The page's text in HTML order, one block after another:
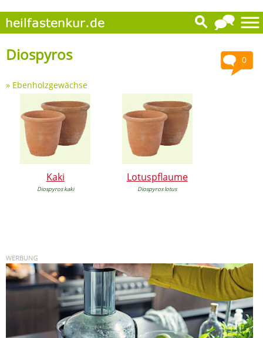
0
Diospyros
» Ebenholzgewächse
Kaki
Diospyros kaki
Lotuspflaume
Diospyros lotus